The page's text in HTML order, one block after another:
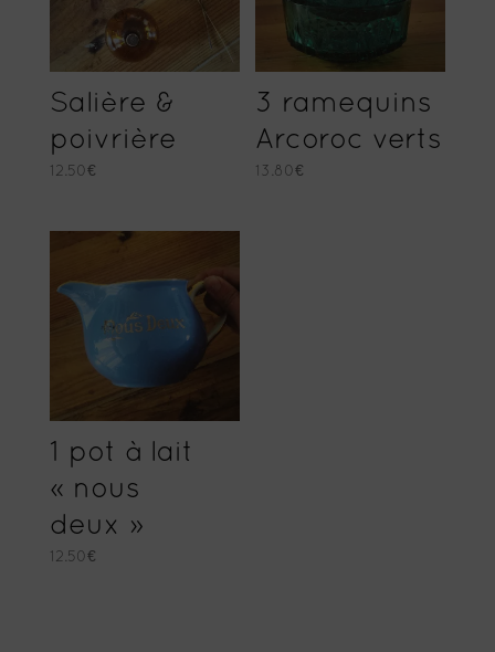
Salière &
poivrière
12.50€
3 ramequins
Arcoroc verts
13.80€
1 pot à lait
« nous
deux »
12.50€